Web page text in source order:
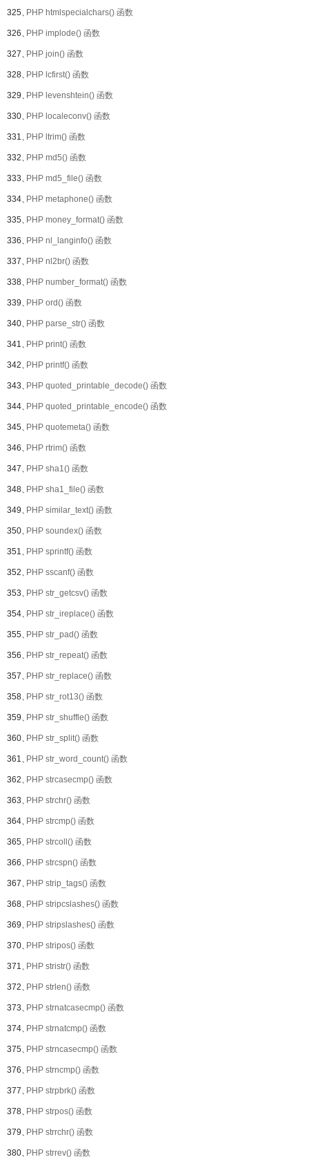
325、PHP htmlspecialchars() 函数
326、PHP implode() 函数
327、PHP join() 函数
328、PHP lcfirst() 函数
329、PHP levenshtein() 函数
330、PHP localeconv() 函数
331、PHP ltrim() 函数
332、PHP md5() 函数
333、PHP md5_file() 函数
334、PHP metaphone() 函数
335、PHP money_format() 函数
336、PHP nl_langinfo() 函数
337、PHP nl2br() 函数
338、PHP number_format() 函数
339、PHP ord() 函数
340、PHP parse_str() 函数
341、PHP print() 函数
342、PHP printf() 函数
343、PHP quoted_printable_decode() 函数
344、PHP quoted_printable_encode() 函数
345、PHP quotemeta() 函数
346、PHP rtrim() 函数
347、PHP sha1() 函数
348、PHP sha1_file() 函数
349、PHP similar_text() 函数
350、PHP soundex() 函数
351、PHP sprintf() 函数
352、PHP sscanf() 函数
353、PHP str_getcsv() 函数
354、PHP str_ireplace() 函数
355、PHP str_pad() 函数
356、PHP str_repeat() 函数
357、PHP str_replace() 函数
358、PHP str_rot13() 函数
359、PHP str_shuffle() 函数
360、PHP str_split() 函数
361、PHP str_word_count() 函数
362、PHP strcasecmp() 函数
363、PHP strchr() 函数
364、PHP strcmp() 函数
365、PHP strcoll() 函数
366、PHP strcspn() 函数
367、PHP strip_tags() 函数
368、PHP stripcslashes() 函数
369、PHP stripslashes() 函数
370、PHP stripos() 函数
371、PHP stristr() 函数
372、PHP strlen() 函数
373、PHP strnatcasecmp() 函数
374、PHP strnatcmp() 函数
375、PHP strncasecmp() 函数
376、PHP strncmp() 函数
377、PHP strpbrk() 函数
378、PHP strpos() 函数
379、PHP strrchr() 函数
380、PHP strrev() 函数